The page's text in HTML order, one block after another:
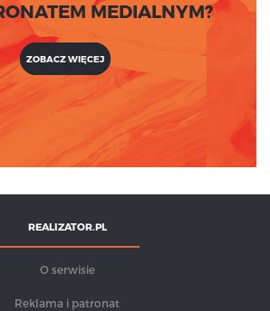
MEDIALNYM?
ZOBACZ WIĘCEJ
REALIZATOR.PL
O serwisie
Reklama i patronat